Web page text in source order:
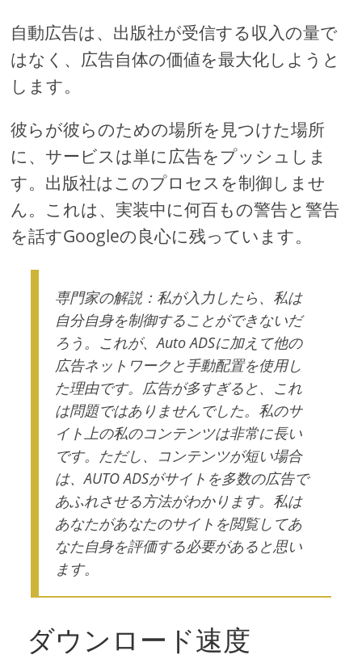
自動広告は、出版社が受信する収入の量で
はなく、広告自体の価値を最大化しようと
します。
彼らが彼らのための場所を見つけた場所
に、サービスは単に広告をプッシュしま
す。出版社はこのプロセスを制御しませ
ん。これは、実装中に何百もの警告と警告
を話すGoogleの良心に残っています。
専門家の解説：私が入力したら、私は
自分自身を制御することができないだ
ろう。これが、Auto ADSに加えて他の
広告ネットワークと手動配置を使用し
た理由です。広告が多すぎると、これ
は問題ではありませんでした。私のサ
イト上の私のコンテンツは非常に長い
です。ただし、コンテンツが短い場合
は、AUTO ADSがサイトを多数の広告で
あふれさせる方法がわかります。私は
あなたがあなたのサイトを閲覧してあ
なた自身を評価する必要があると思い
ます。
ダウンロード速度